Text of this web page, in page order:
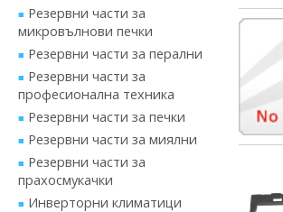
Резервни части за
микровълнови печки
Резервни части за перални
Резервни части за
професионална техника
Резервни части за печки
Резервни части за миялни
Резервни части за
прахосмукачки
Инверторни климатици